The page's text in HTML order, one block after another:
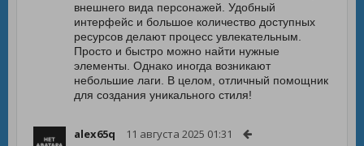
внешнего вида персонажей. Удобный
интерфейс и большое количество доступных
ресурсов делают процесс увлекательным.
Просто и быстро можно найти нужные
элементы. Однако иногда возникают
небольшие лаги. В целом, отличный помощник
для создания уникального стиля!
alex65q 11 августа 2025 01:31